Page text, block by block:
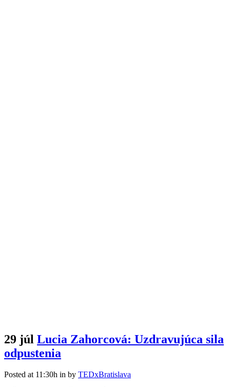
29 júl Lucia Zahorcová: Uzdravujúca sila
odpustenia
Posted at 11:30h in by TEDxBratislava